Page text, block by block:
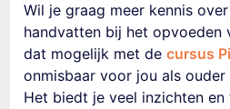
Wil je graag meer kennis
handvatten bij het opvoeden
dat mogelijk met decursus
onmisbaar voor jou als
Het biedt je veel inzichten